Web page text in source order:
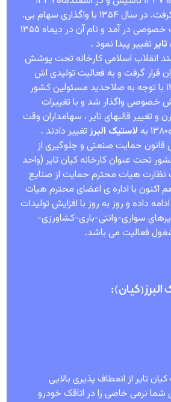
مورد بهره برداری قرار گرفت. در سال ۱۳۵۴ با واگذاری سهام بی.
اف . گودریچ ،به صورت خصوصی در آمد و نام آن در دیماه ۱۳۵۵
تغییر پیدا نمود .
انقلاب اسلامی کارخانه تحت پوشش
قرار گرفت و به فعالیت تولیدی اش
ادامه داد. در سال ۱۳۷۵ با توجه به صلاحدید مسئولین کشور
خصوصی واگذار شد و با تغییرات
و تغییر قالبهای تایر ، سهامداران وقت
لاستیک البرزتغییر دادند .
بر اساس قانون حمایت صنعتی و جلوگیری از
تحت عنوان کارخانه کیان تایر (واحد
تحت نظارت هیات محترم حمایت از صنایع
اکنون با اداره ی اعضای محترم هیات
داده و روز به روز با افزایش تولیدات
سواری-وانتی-باری-کشاورزی-
فعالیت می باشد.
تایر از انعطاف پذیری بالایی
شما نرمی خاصی را در اتاقک خودرو